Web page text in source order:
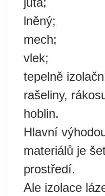
lněný;
mech;
vlek;
tepelně
rašeliny,
hoblin.
Hlavní
materiálů je
prostředí.
Ale izolace